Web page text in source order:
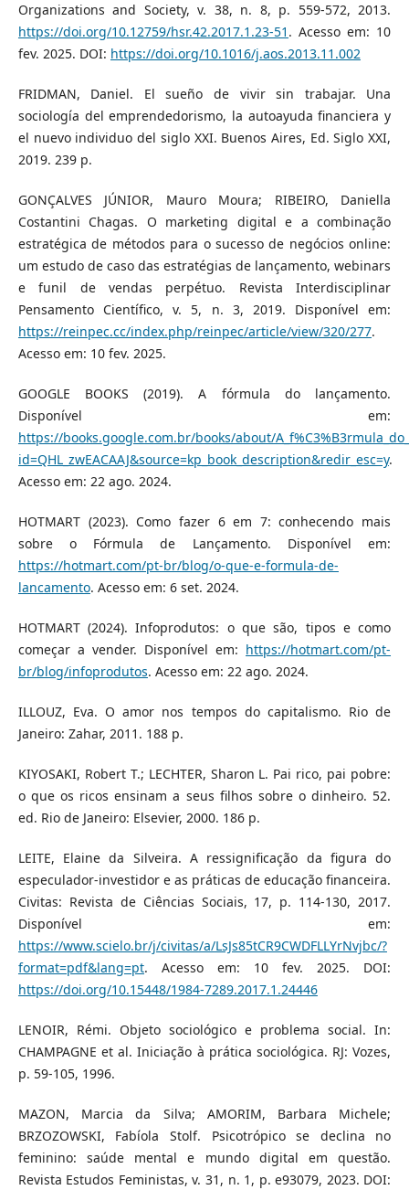
Organizations and Society, v. 38, n. 8, p. 559-572, 2013.
https://doi.org/10.12759/hsr.42.2017.1.23-51 . Acesso em: 10
fev. 2025. DOI: https://doi.org/10.1016/j.aos.2013.11.002
FRIDMAN, Daniel. El sueño de vivir sin trabajar. Una
sociología del emprendedorismo, la autoayuda financiera y
el nuevo individuo del siglo XXI. Buenos Aires, Ed. Siglo XXI,
2019. 239 p.
GONÇALVES JÚNIOR, Mauro Moura; RIBEIRO, Daniella
Costantini Chagas. O marketing digital e a combinação
estratégica de métodos para o sucesso de negócios online:
um estudo de caso das estratégias de lançamento, webinars
e funil de vendas perpétuo. Revista Interdisciplinar
Pensamento Científico, v. 5, n. 3, 2019. Disponível em:
https://reinpec.cc/index.php/reinpec/article/view/320/277.
Acesso em: 10 fev. 2025.
GOOGLE BOOKS (2019). A fórmula do lançamento.
Disponível em:
https://books.google.com.br/books/about/
id=QHL_zwEACAAJ&source=kp_book_description&redir_esc=y.
Acesso em: 22 ago. 2024.
HOTMART (2023). Como fazer 6 em 7: conhecendo mais
sobre o Fórmula de Lançamento. Disponível em:
https://hotmart.com/pt-br/blog/o-que-e-formula-de-
lancamento. Acesso em: 6 set. 2024.
HOTMART (2024). Infoprodutos: o que são, tipos e como
começar a vender. Disponível em: https://hotmart.com/pt-
br/blog/infoprodutos. Acesso em: 22 ago. 2024.
ILLOUZ, Eva. O amor nos tempos do capitalismo. Rio de
Janeiro: Zahar, 2011. 188 p.
KIYOSAKI, Robert T.; LECHTER, Sharon L. Pai rico, pai pobre:
o que os ricos ensinam a seus filhos sobre o dinheiro. 52.
ed. Rio de Janeiro: Elsevier, 2000. 186 p.
LEITE, Elaine da Silveira. A ressignificação da figura do
especulador-investidor e as práticas de educação financeira.
Civitas: Revista de Ciências Sociais, 17, p. 114-130, 2017.
Disponível em:
https://www.scielo.br/j/civitas/a/LsJs85tCR9CWDFLLYrNvjbc/?
format=pdf&lang=pt. Acesso em: 10 fev. 2025. DOI:
https://doi.org/10.15448/1984-7289.2017.1.24446
LENOIR, Rémi. Objeto sociológico e problema social. In:
CHAMPAGNE et al. Iniciação à prática sociológica. RJ: Vozes,
p. 59-105, 1996.
MAZON, Marcia da Silva; AMORIM, Barbara Michele;
BRZOZOWSKI, Fabíola Stolf. Psicotrópico se declina no
feminino: saúde mental e mundo digital em questão.
Revista Estudos Feministas, v. 31, n. 1, p. e93079, 2023. DOI: